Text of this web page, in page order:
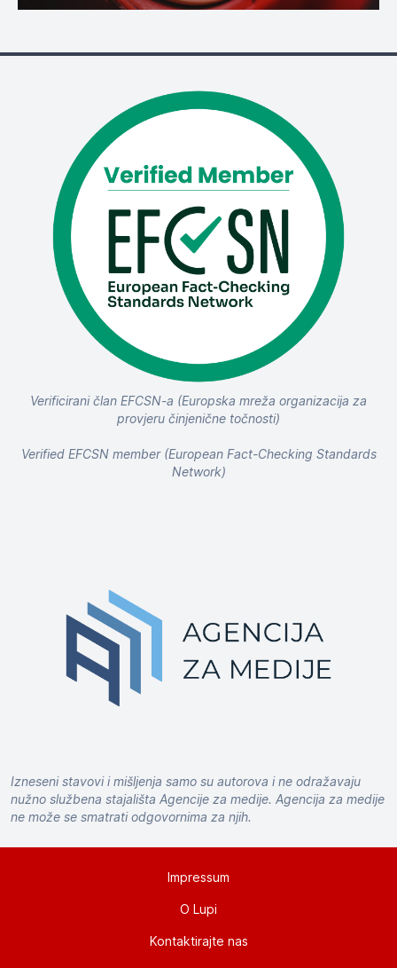
Verificirani član EFCSN-a (Europska mreža organizacija za
provjeru činjenične točnosti)
Verified EFCSN member (European Fact-Checking Standards
Network)
Izneseni stavovi i mišljenja samo su autorova i ne odražavaju
nužno službena stajališta Agencije za medije. Agencija za medije
ne može se smatrati odgovornima za njih.
Impressum
O Lupi
Kontaktirajte nas